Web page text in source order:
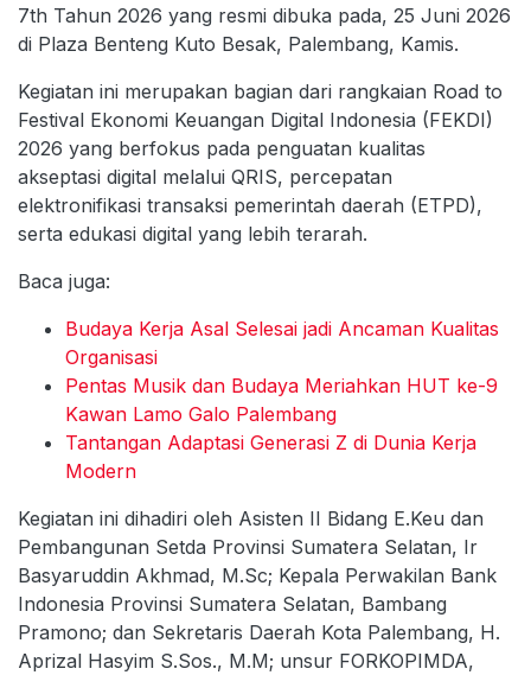
7th Tahun 2026 yang resmi dibuka pada, 25 Juni 2026
di Plaza Benteng Kuto Besak, Palembang, Kamis.
Kegiatan ini merupakan bagian dari rangkaian Road to
Festival Ekonomi Keuangan Digital Indonesia (FEKDI)
2026 yang berfokus pada penguatan kualitas
akseptasi digital melalui QRIS, percepatan
elektronifikasi transaksi pemerintah daerah (ETPD),
serta edukasi digital yang lebih terarah.
Baca juga:
Budaya Kerja Asal Selesai jadi Ancaman Kualitas
Organisasi
Pentas Musik dan Budaya Meriahkan HUT ke-9
Kawan Lamo Galo Palembang
Tantangan Adaptasi Generasi Z di Dunia Kerja
Modern
Kegiatan ini dihadiri oleh Asisten II Bidang E.Keu dan
Pembangunan Setda Provinsi Sumatera Selatan, Ir
Basyaruddin Akhmad, M.Sc; Kepala Perwakilan Bank
Indonesia Provinsi Sumatera Selatan, Bambang
Pramono; dan Sekretaris Daerah Kota Palembang, H.
Aprizal Hasyim S.Sos., M.M; unsur FORKOPIMDA,